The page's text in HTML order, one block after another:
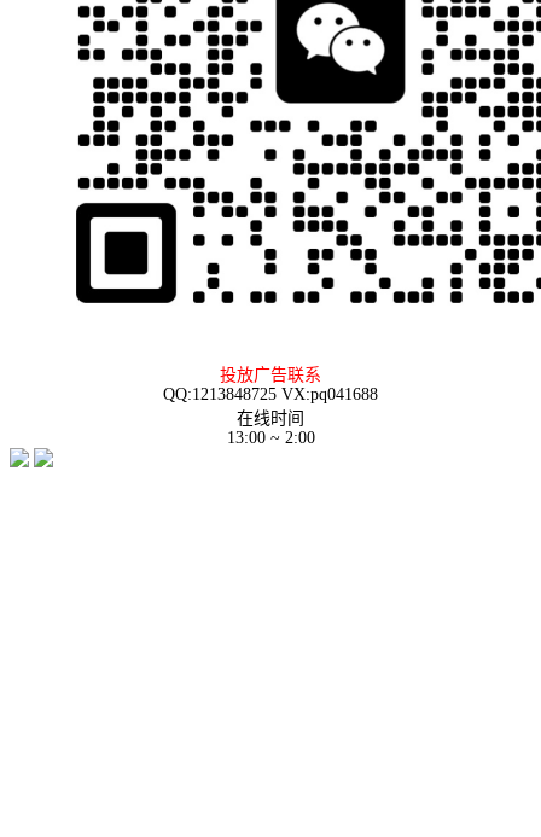
投放广告联系
QQ:1213848725 VX:pq041688
在线时间
13:00 ~ 2:00